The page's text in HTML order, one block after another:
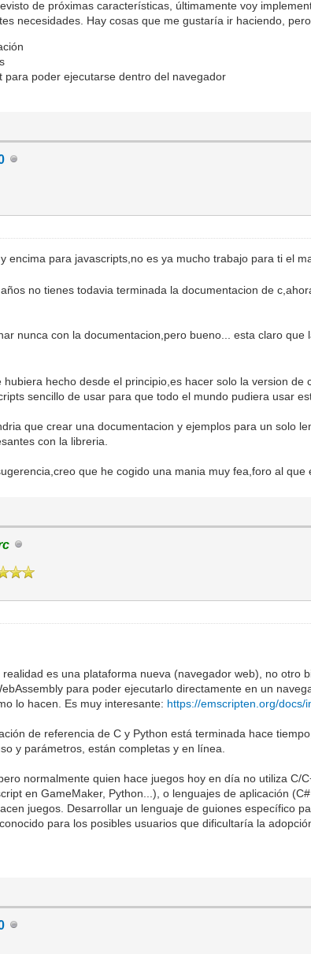
de próximas características, últimamente voy
necesidades. Hay cosas que me gustaría ir haciendo,
para poder ejecutarse dentro del navegador
encima para javascripts,no es ya mucho trabajo para ti el
no tienes todavia terminada la documentacion de
nunca con la documentacion,pero bueno... esta claro
hubiera hecho desde el principio,es hacer solo la version
sencillo de usar para que todo el mundo pudiera usar
que crear una documentacion y ejemplos para un solo
con la libreria.
que he cogido una mania muy fea,foro al
es una plataforma nueva (navegador web), no
para poder ejecutarlo directamente en un
lo hacen. Es muy interesante: https://emscripten.org/docs/
de referencia de C y Python está terminada hace
y parámetros, están completas y en línea.
normalmente quien hace juegos hoy en día no utiliza
en GameMaker, Python...), o lenguajes de aplicación
juegos. Desarrollar un lenguaje de guiones específico
para los posibles usuarios que dificultaría la